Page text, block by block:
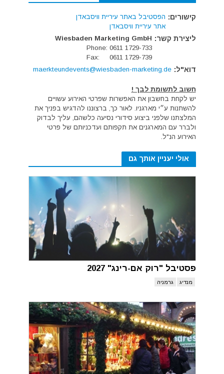
קישורים: הפסטיבל באתר עיריית וויסבאדן
אתר עיריית וויסבאדן
ליצירת קשר: Wiesbaden Marketing GmbH
Phone: 0611 1729-733
Fax: 0611 1729-739
דוא"ל: maerkteundevents@wiesbaden-marketing.de
חשוב לתשומת לבך !
יש לקחת בחשבון את האפשרות שפרטי האירוע עשויים
להשתנות ע״י מארגניו. לאור כך, ברצוננו להדגיש בפניך את
המלצתנו שלפני ביצוע סידורי נסיעה כלשהם, עליך לבדוק
ולברר עם המארגנים את תקפותם ועדכניותם של פרטי
האירוע הנ"ל.
אולי יעניין אותך גם
פסטיבל "רוק אם-רינג" 2027
מנדיג גרמניה